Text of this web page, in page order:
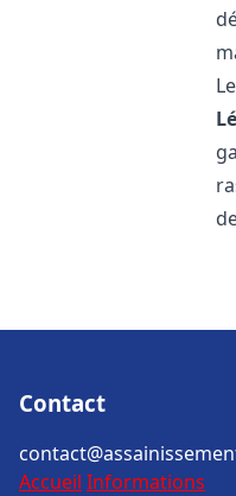
Contact
Accueil Informations